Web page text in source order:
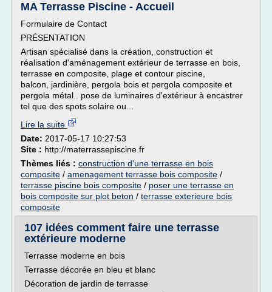
MA Terrasse Piscine - Accueil
Formulaire de Contact
PRÉSENTATION
Artisan spécialisé dans la création, construction et
réalisation d'aménagement extérieur de terrasse en bois,
terrasse en composite, plage et contour piscine,
balcon, jardinière, pergola bois et pergola composite et
pergola métal.. pose de luminaires d'extérieur à encastrer
tel que des spots solaire ou...
Lire la suite
Date: 2017-05-17 10:27:53
Site : http://materrassepiscine.fr
Thèmes liés : construction d'une terrasse en bois
composite / amenagement terrasse bois composite /
terrasse piscine bois composite / poser une terrasse en
bois composite sur plot beton / terrasse exterieure bois
composite
107 idées comment faire une terrasse
extérieure moderne
Terrasse moderne en bois
Terrasse décorée en bleu et blanc
Décoration de jardin de terrasse